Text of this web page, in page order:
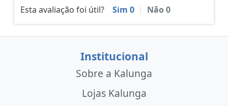
Esta avaliação foi útil?
Sim 0 | Não0
Institucional
Sobre a Kalunga
Lojas Kalunga